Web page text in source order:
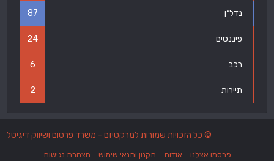
נדל״ן 87
פיננסים 24
רכב 6
תיירות 2
© כל הזכויות שמורות למרקטיזם - משרד פרסום ושיווק דיגיטל
פרסמו אצלנו אודות תקנון ותנאי שימוש הצהרת נגישות